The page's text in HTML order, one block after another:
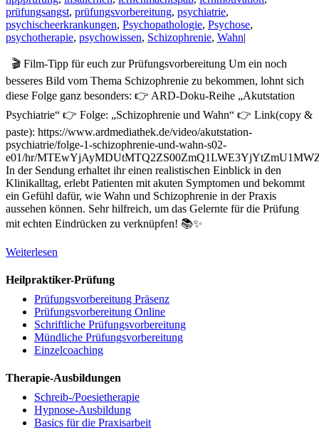
prüfungsangst, prüfungsvorbereitung, psychiatrie,
psychischeerkrankungen, Psychopathologie, Psychose,
psychotherapie, psychowissen, Schizophrenie, Wahn|
🎬 Film-Tipp für euch zur Prüfungsvorbereitung Um ein noch
besseres Bild vom Thema Schizophrenie zu bekommen, lohnt sich
diese Folge ganz besonders: 👉 ARD-Doku-Reihe „Akutstation
Psychiatrie“ 👉 Folge: „Schizophrenie und Wahn“ 👉 Link(copy &
paste): https://www.ardmediathek.de/video/akutstation-
psychiatrie/folge-1-schizophrenie-und-wahn-s02-
e01/hr/
In der Sendung erhaltet ihr einen realistischen Einblick in den
Klinikalltag, erlebt Patienten mit akuten Symptomen und bekommt
ein Gefühl dafür, wie Wahn und Schizophrenie in der Praxis
aussehen können. Sehr hilfreich, um das Gelernte für die Prüfung
mit echten Eindrücken zu verknüpfen! 📚✨
Weiterlesen
Heilpraktiker-Prüfung
Prüfungsvorbereitung Präsenz
Prüfungsvorbereitung Online
Schriftliche Prüfungsvorbereitung
Mündliche Prüfungsvorbereitung
Einzelcoaching
Therapie-Ausbildungen
Schreib-/Poesietherapie
Hypnose-Ausbildung
Basics für die Praxisarbeit